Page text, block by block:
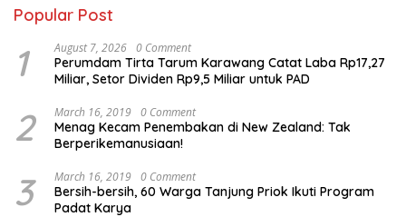
Popular Post
1 August 7, 2026 0 Comment
Perumdam Tirta Tarum Karawang Catat Laba Rp17,27
Miliar, Setor Dividen Rp9,5 Miliar untuk PAD
2 March 16, 2019 0 Comment
Menag Kecam Penembakan di New Zealand: Tak
Berperikemanusiaan!
3 March 16, 2019 0 Comment
Bersih-bersih, 60 Warga Tanjung Priok Ikuti Program
Padat Karya